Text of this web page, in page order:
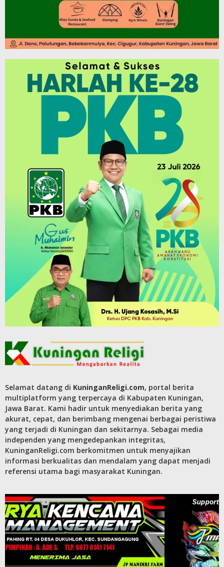
Selamat datang di KuninganReligi.com, portal berita
multiplatform yang terpercaya di Kabupaten Kuningan,
Jawa Barat. Kami hadir untuk menyediakan berita yang
akurat, cepat, dan berimbang mengenai berbagai peristiwa
yang terjadi di Kuningan dan sekitarnya. Sebagai media
independen yang mengedepankan integritas,
KuninganReligi.com berkomitmen untuk menyajikan
informasi berkualitas dan mendalam yang dapat menjadi
referensi utama bagi masyarakat Kuningan.